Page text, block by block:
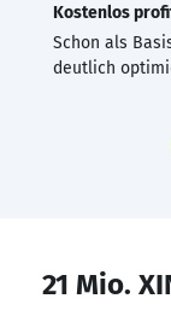
Kostenlos
Schon als
deutlich
21 Mio.